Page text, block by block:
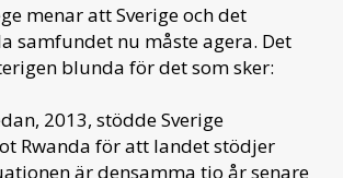
menar att Sverige och det
samfundet nu måste agera. Det
blunda för det som sker:
2013, stödde Sverige
Rwanda för att landet stödjer
är densamma tio år senare